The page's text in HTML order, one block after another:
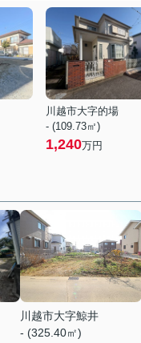
川越市大字的場
- (109.73㎡)
1,240万円
川越市大字鯨井
- (325.40㎡)